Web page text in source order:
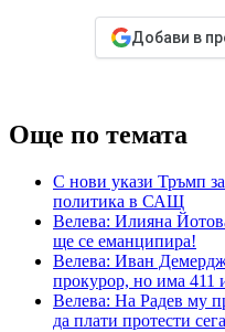
Добави в
Още по темата
С нови укази Тръмп
политика в САЩ
Велева: Илияна
ще се еманципира!
Велева: Иван
прокурор, но има 411
Велева: На Радев му
да плати протести